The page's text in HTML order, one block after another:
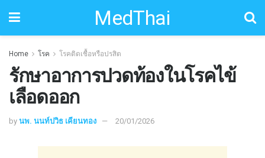
MedThai
Home โรค โรคติดเชื้อหรือปรสิต
รักษาอาการปวดท้องในโรคไข้
เลือดออก
by นพ. นนท์ปวิธ เคียนทอง 20/01/2026